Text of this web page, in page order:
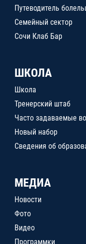
Путеводитель
Семейный сектор
Сочи Клаб Бар
ШКОЛА
Школа
Тренерский штаб
Часто задаваемые
Новый набор
Сведения об
МЕДИА
Новости
Фото
Видео
Программки